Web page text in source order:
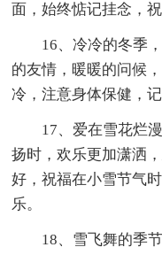
面，始终惦记挂念，
16、冷冷的冬季
的友情，暖暖的问候
冷，注意身体保健，
17、爱在雪花烂
扬时，欢乐更加潇洒
好，祝福在小雪节气
乐。
18、雪飞舞的季